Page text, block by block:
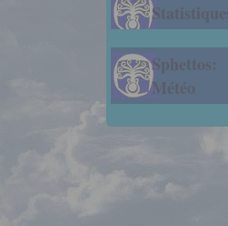
Sphettos:
Météo